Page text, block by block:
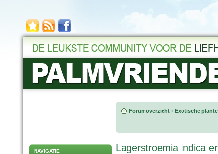
NAVIGATIE
Forumoverzicht ‹ Exotische
Lagerstroemia indica